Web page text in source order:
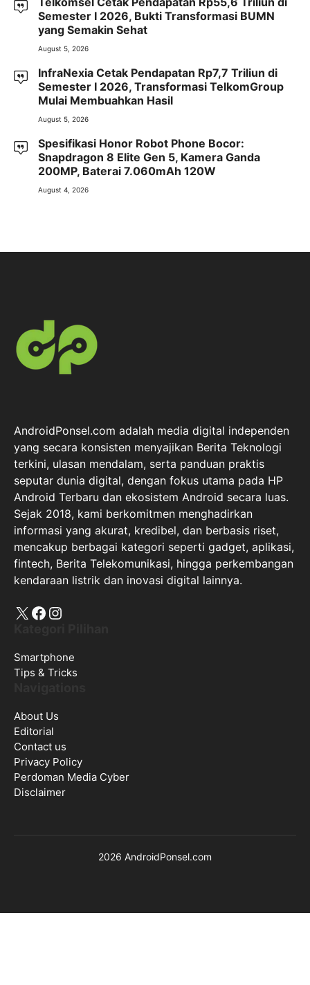
Semester I 2026, Bukti Transformasi BUMN
yang Semakin Sehat
August 5, 2026
InfraNexia Cetak Pendapatan Rp7,7 Triliun di
Semester I 2026, Transformasi TelkomGroup
Mulai Membuahkan Hasil
August 5, 2026
Spesifikasi Honor Robot Phone Bocor:
Snapdragon 8 Elite Gen 5, Kamera Ganda
200MP, Baterai 7.060mAh 120W
August 4, 2026
AndroidPonsel.com adalah media digital independen
yang secara konsisten menyajikan Berita Teknologi
terkini, ulasan mendalam, serta panduan praktis
seputar dunia digital, dengan fokus utama pada HP
Android Terbaru dan ekosistem Android secara luas.
Sejak 2018, kami berkomitmen menghadirkan
informasi yang akurat, kredibel, dan berbasis riset,
mencakup berbagai kategori seperti gadget, aplikasi,
fintech, Berita Telekomunikasi, hingga perkembangan
kendaraan listrik dan inovasi digital lainnya.
X Facebook
Instagram
Smartphone
Tips & Tricks
About Us
Editorial
Contact us
Privacy Policy
Perdoman Media Cyber
Disclaimer
2026 AndroidPonsel.com